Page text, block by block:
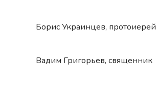
Борис Украинцев, протоиерей
Вадим Григорьев, священник